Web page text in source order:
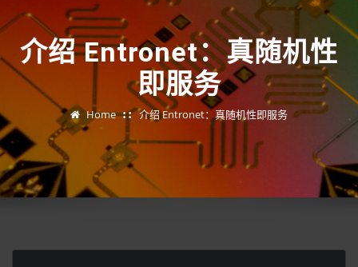
介绍 Entronet：真随机性
即服务
Home 介绍 Entronet：真随机性即服务